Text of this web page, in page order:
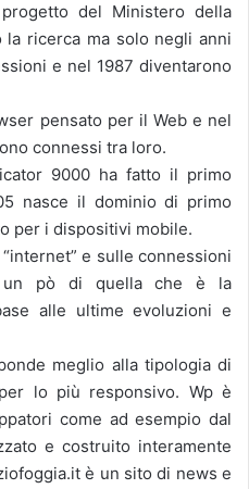
del Ministero della
ricerca ma solo negli anni
e nel 1987 diventarono
pensato per il Web e nel
connessi tra loro.
9000 ha fatto il primo
nasce il dominio di primo
per i dispositivi mobile.
e sulle connessioni
un pò di quella che è la
alle ultime evoluzioni e
meglio alla tipologia di
lo più responsivo. Wp è
come ad esempio dal
e costruito interamente
è un sito di news e